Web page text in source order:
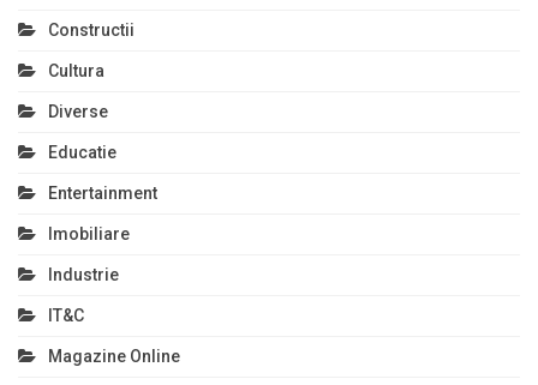
Constructii
Cultura
Diverse
Educatie
Entertainment
Imobiliare
Industrie
IT&C
Magazine Online